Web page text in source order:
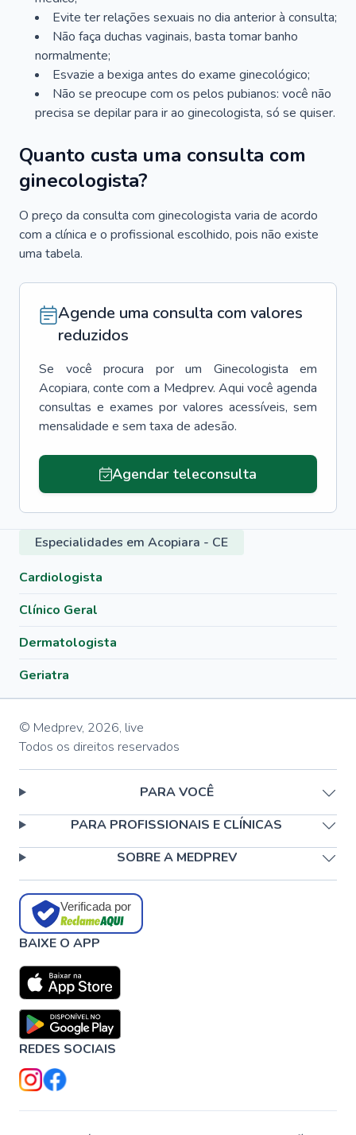
Evite ter relações sexuais no dia anterior à consulta;
Não faça duchas vaginais, basta tomar banho
normalmente;
Esvazie a bexiga antes do exame ginecológico;
Não se preocupe com os pelos pubianos: você não
precisa se depilar para ir ao ginecologista, só se quiser.
Quanto custa uma consulta com
ginecologista?
O preço da consulta com ginecologista varia de acordo
com a clínica e o profissional escolhido, pois não existe
uma tabela.
Agende uma consulta com valores
reduzidos
Se você procura por um Ginecologista
em
Acopiara, conte com a Medprev. Aqui você agenda
consultas e exames por valores acessíveis, sem
mensalidade e sem taxa de adesão.
Agendar teleconsulta
Especialidades em Acopiara - CE
Cardiologista
Clínico Geral
Dermatologista
Geriatra
© Medprev, 2026, live
Todos os direitos reservados
PARA VOCÊ
PARA PROFISSIONAIS E CLÍNICAS
SOBRE A MEDPREV
Verificada por
BAIXE O APP
REDES SOCIAIS